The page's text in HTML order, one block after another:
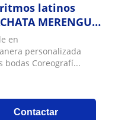
latinos
MERENGUE
en
personalizada
bodas Coreografí...
Contactar